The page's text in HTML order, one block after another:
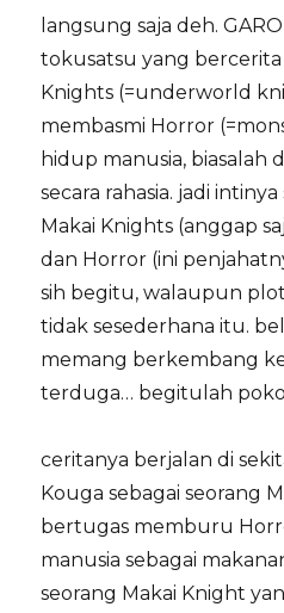
langsung saja deh.
tokusatsu yang
Knights (=underworld
membasmi Horror
hidup manusia, biasalah
secara rahasia. jadi
Makai Knights (anggap
dan Horror (ini
sih begitu, walaupun
tidak sesederhana itu.
memang berkembang
terduga… begitulah
ceritanya berjalan di
Kouga sebagai seorang
bertugas memburu
manusia sebagai
seorang Makai Knight